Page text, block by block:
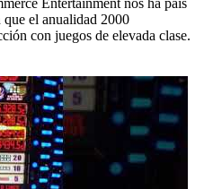
Entertainment nos ha país
que el anualidad 2000
con juegos de elevada clase.